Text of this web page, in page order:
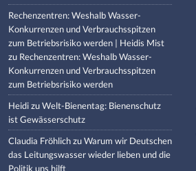
Rechenzentren: Weshalb Wasser-
Konkurrenzen und Verbrauchsspitzen
zum Betriebsrisiko werden | Heidis Mist
zu Rechenzentren: Weshalb Wasser-
Konkurrenzen und Verbrauchsspitzen
zum Betriebsrisiko werden
HeidizuWelt-Bienentag: Bienenschutz
ist Gewässerschutz
Claudia FröhlichzuWarum wir Deutschen
das Leitungswasser wieder lieben und die
Politik uns hilft